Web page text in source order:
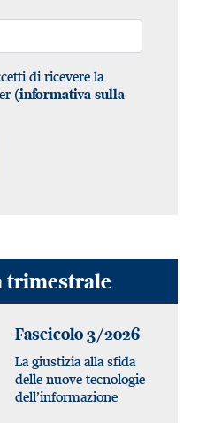
di ricevere la
(informativa sulla
trimestrale
Fascicolo 3/2026
La giustizia alla sfida
delle nuove tecnologie
dell’informazione